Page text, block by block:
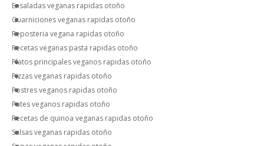
Ensaladas veganas rapidas otoño
Guarniciones veganas rapidas otoño
Reposteria vegana rapidas otoño
Recetas veganas pasta rapidas otoño
Platos principales veganos rapidas otoño
Pizzas veganas rapidas otoño
Postres veganos rapidas otoño
Pates veganos rapidas otoño
Recetas de quinoa veganas rapidas otoño
Salsas veganas rapidas otoño